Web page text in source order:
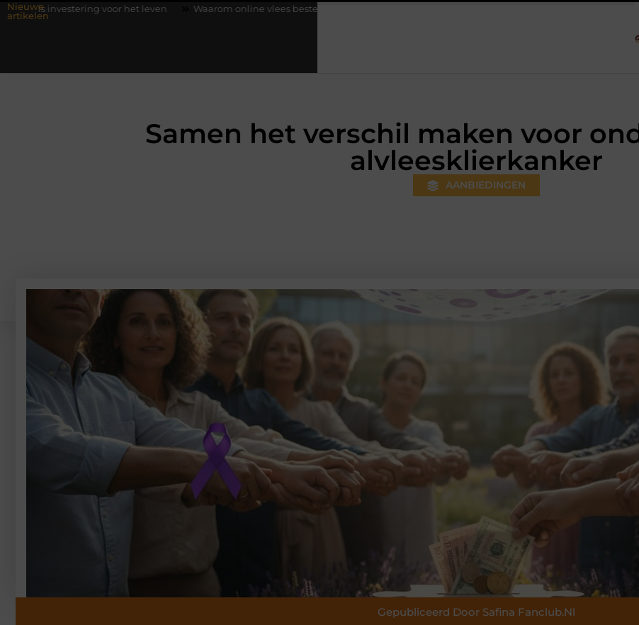
Nieuwe
artikelen
voor het leven Waarom online vlees bestellen steeds gewoner wordt
Samen het verschil maken voor
alvleesklierkanker
AANBIEDINGEN
Gepubliceerd Door Safina Fanclub.nl